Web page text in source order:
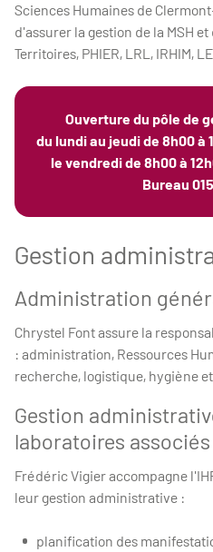
Sciences Humaines de
d'assurer la gestion de la MSH et
Territoires, PHIER, LRL, IRHIM,
Ouverture du pôle de
du lundi au jeudi de 8h00 à
le vendredi de 8h00 à
Bureau
Gestion
Administration
Chrystel Font assure la
: administration, Ressources
recherche, logistique, hygiène
Gestion
laboratoires associés
Frédéric Vigier accompagne
leur gestion administrative :
planification des